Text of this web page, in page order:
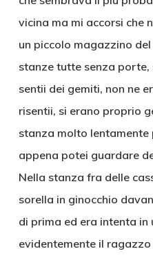
vicina ma mi accorsi che
un piccolo magazzino
stanze tutte senza
sentii dei gemiti, non ne
risentii, si erano proprio
stanza molto lentamente
appena potei guardare
Nella stanza fra delle
sorella in ginocchio
di prima ed era intenta in
evidentemente il